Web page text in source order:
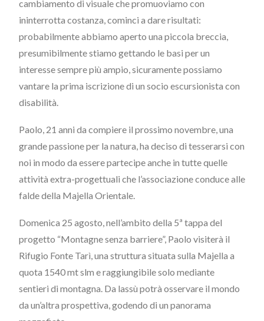
cambiamento di visuale che promuoviamo con
ininterrotta costanza, cominci a dare risultati:
probabilmente abbiamo aperto una piccola breccia,
presumibilmente stiamo gettando le basi per un
interesse sempre più ampio, sicuramente possiamo
vantare la prima iscrizione di un socio escursionista con
disabilità.
Paolo, 21 anni da compiere il prossimo novembre, una
grande passione per la natura, ha deciso di tesserarsi con
noi in modo da essere partecipe anche in tutte quelle
attività extra-progettuali che l’associazione conduce alle
falde della Majella Orientale.
Domenica 25 agosto, nell’ambito della 5ª tappa del
progetto “Montagne senza barriere”, Paolo visiterà il
Rifugio Fonte Tarì, una struttura situata sulla Majella a
quota 1540 mt slm e raggiungibile solo mediante
sentieri di montagna. Da lassù potrà osservare il mondo
da un’altra prospettiva, godendo di un panorama